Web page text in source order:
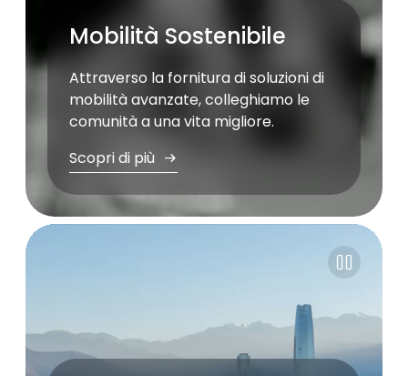
Mobilità Sostenibile
Attraverso la fornitura di soluzioni di
mobilità avanzate, colleghiamo le
comunità a una vita migliore.
Scopri di più